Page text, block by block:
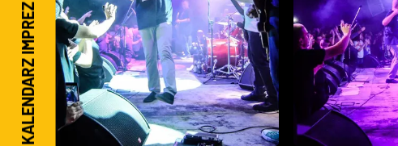
KALENDARZ IMPREZ